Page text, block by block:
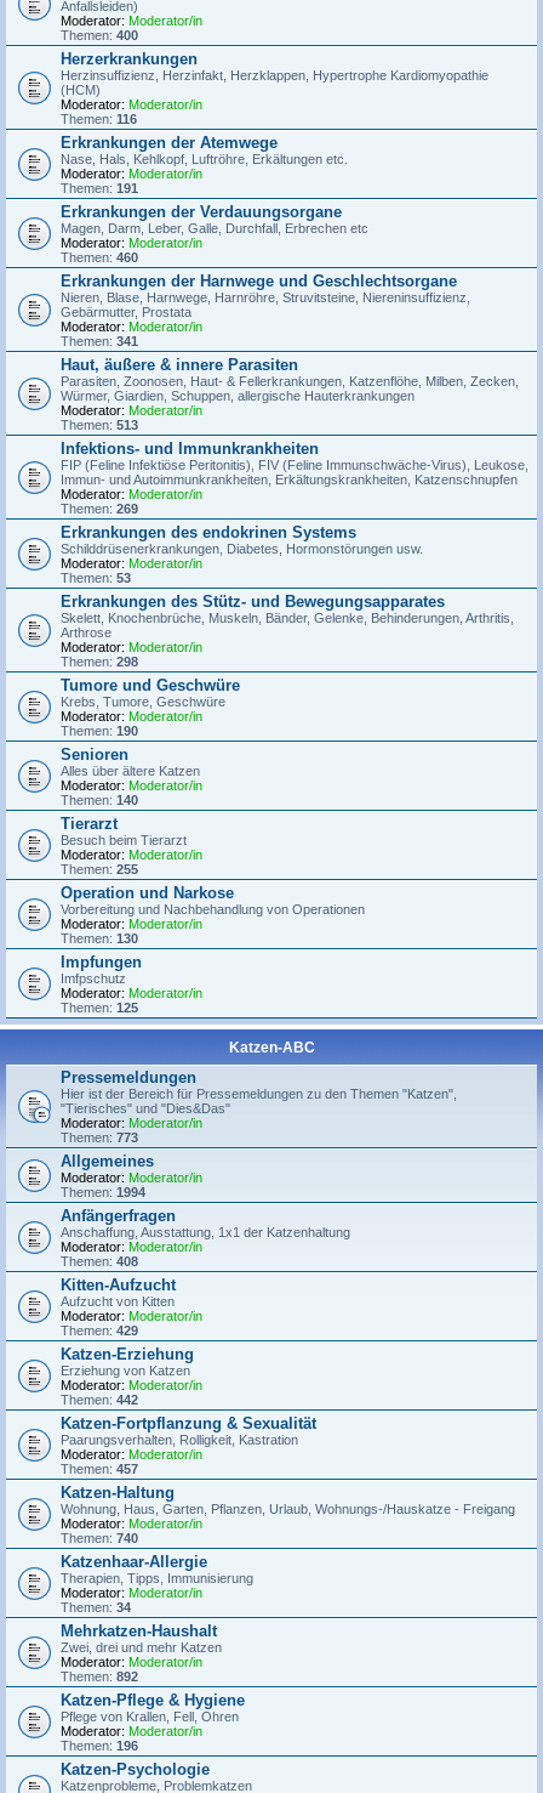
Anfallsleiden)
Moderator: Moderator/in
Themen: 400
Herzerkrankungen
Herzinsuffizienz, Herzinfakt, Herzklappen, Hypertrophe Kardiomyopathie
(HCM)
Moderator: Moderator/in
Themen: 116
Erkrankungen der Atemwege
Nase, Hals, Kehlkopf, Luftröhre, Erkältungen etc.
Moderator: Moderator/in
Themen: 191
Erkrankungen der Verdauungsorgane
Magen, Darm, Leber, Galle, Durchfall, Erbrechen etc
Moderator: Moderator/in
Themen: 460
Erkrankungen der Harnwege und Geschlechtsorgane
Nieren, Blase, Harnwege, Harnröhre, Struvitsteine, Niereninsuffizienz,
Gebärmutter, Prostata
Moderator: Moderator/in
Themen: 341
Haut, äußere & innere Parasiten
Parasiten, Zoonosen, Haut- & Fellerkrankungen, Katzenflöhe, Milben, Zecken,
Würmer, Giardien, Schuppen, allergische Hauterkrankungen
Moderator: Moderator/in
Themen: 513
Infektions- und Immunkrankheiten
FIP (Feline Infektiöse Peritonitis), FIV (Feline Immunschwäche-Virus), Leukose,
Immun- und Autoimmunkrankheiten, Erkältungskrankheiten, Katzenschnupfen
Moderator: Moderator/in
Themen: 269
Erkrankungen des endokrinen Systems
Schilddrüsenerkrankungen, Diabetes, Hormonstörungen usw.
Moderator: Moderator/in
Themen: 53
Erkrankungen des Stütz- und Bewegungsapparates
Skelett, Knochenbrüche, Muskeln, Bänder, Gelenke, Behinderungen, Arthritis,
Arthrose
Moderator: Moderator/in
Themen: 298
Tumore und Geschwüre
Krebs, Tumore, Geschwüre
Moderator: Moderator/in
Themen: 190
Senioren
Alles über ältere Katzen
Moderator: Moderator/in
Themen: 140
Tierarzt
Besuch beim Tierarzt
Moderator: Moderator/in
Themen: 255
Operation und Narkose
Vorbereitung und Nachbehandlung von Operationen
Moderator: Moderator/in
Themen: 130
Impfungen
Imfpschutz
Moderator: Moderator/in
Themen: 125
Katzen-ABC
Pressemeldungen
Hier ist der Bereich für Pressemeldungen zu den Themen "Katzen",
"Tierisches" und "Dies&Das"
Moderator: Moderator/in
Themen: 773
Allgemeines
Moderator: Moderator/in
Themen: 1994
Anfängerfragen
Anschaffung, Ausstattung, 1x1 der Katzenhaltung
Moderator: Moderator/in
Themen: 408
Kitten-Aufzucht
Aufzucht von Kitten
Moderator: Moderator/in
Themen: 429
Katzen-Erziehung
Erziehung von Katzen
Moderator: Moderator/in
Themen: 442
Katzen-Fortpflanzung & Sexualität
Paarungsverhalten, Rolligkeit, Kastration
Moderator: Moderator/in
Themen: 457
Katzen-Haltung
Wohnung, Haus, Garten, Pflanzen, Urlaub, Wohnungs-/Hauskatze - Freigang
Moderator: Moderator/in
Themen: 740
Katzenhaar-Allergie
Therapien, Tipps, Immunisierung
Moderator: Moderator/in
Themen: 34
Mehrkatzen-Haushalt
Zwei, drei und mehr Katzen
Moderator: Moderator/in
Themen: 892
Katzen-Pflege & Hygiene
Pflege von Krallen, Fell, Ohren
Moderator: Moderator/in
Themen: 196
Katzen-Psychologie
Katzenprobleme, Problemkatzen